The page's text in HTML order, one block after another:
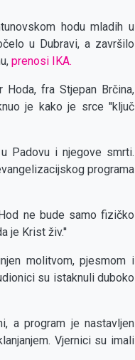
hodu mladih u
u Dubravi, a završilo
prenosi IKA.
fra Stjepan Brčina,
je kako je srce ''ključ
Padovu i njegove smrti.
programa
ne bude samo fizičko
je Krist živ.''
molitvom, pjesmom i
su istaknuli duboko
a program je nastavljen
Vjernici su imali